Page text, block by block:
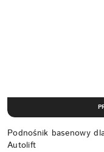
Podnośnik basenowy
Autolift